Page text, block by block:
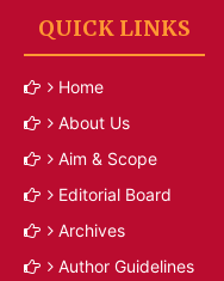
QUICK LINKS
Home
About Us
Aim & Scope
Editorial Board
Archives
Author Guidelines